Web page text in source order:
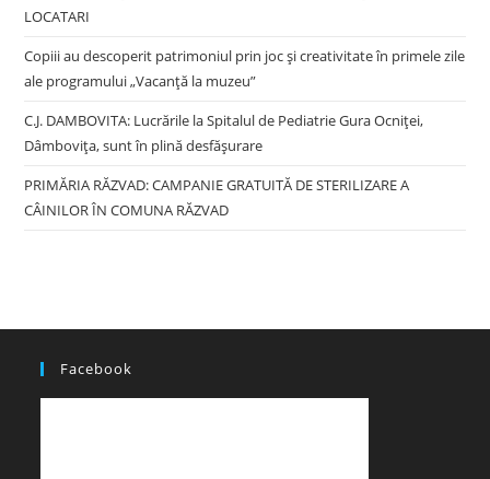
LOCATARI
Copiii au descoperit patrimoniul prin joc și creativitate în primele zile
ale programului „Vacanță la muzeu”
C.J. DAMBOVITA: Lucrările la Spitalul de Pediatrie Gura Ocniței,
Dâmbovița, sunt în plină desfășurare
PRIMĂRIA RĂZVAD: CAMPANIE GRATUITĂ DE STERILIZARE A
CÂINILOR ÎN COMUNA RĂZVAD
Facebook